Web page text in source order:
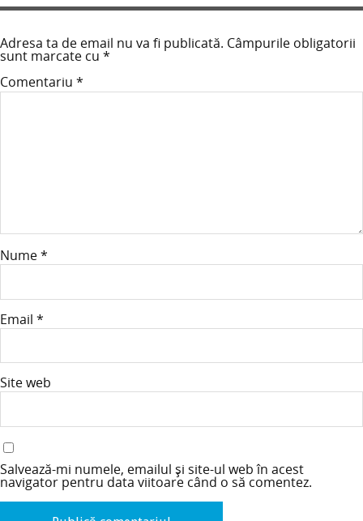
Adresa ta de email nu va fi publicată. Câmpurile obligatorii
sunt marcate cu *
Comentariu *
Nume*
Email *
Site web
Salvează-mi numele, emailul și site-ul web în acest
navigator pentru data viitoare când o să comentez.